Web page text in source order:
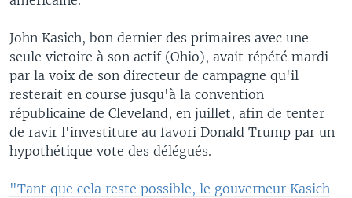
John Kasich, bon dernier des primaires avec une
seule victoire à son actif (Ohio), avait répété mardi
par la voix de son directeur de campagne qu'il
resterait en course jusqu'à la convention
républicaine de Cleveland, en juillet, afin de tenter
de ravir l'investiture au favori Donald Trump par un
hypothétique vote des délégués.
"Tant que cela reste possible, le gouverneur Kasich